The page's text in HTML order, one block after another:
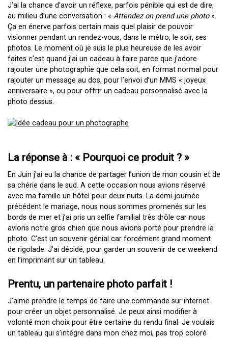
J’ai la chance d’avoir un réflexe, parfois pénible qui est de dire,
au milieu d’une conversation : « Attendez on prend une photo».
Ça en énerve parfois certain mais quel plaisir de pouvoir
visionner pendant un rendez-vous, dans le métro, le soir, ses
photos. Le moment où je suis le plus heureuse de les avoir
faites c’est quand j’ai un cadeau à faire parce que j’adore
rajouter une photographie que cela soit, en format normal pour
rajouter un message au dos, pour l’envoi d’un MMS « joyeux
anniversaire », ou pour offrir un cadeau personnalisé avec la
photo dessus.
La réponse à : « Pourquoi ce produit ? »
En Juin j’ai eu la chance de partager l’union de mon cousin et de
sa chérie dans le sud. A cette occasion nous avions réservé
avec ma famille un hôtel pour deux nuits. La demi-journée
précédent le mariage, nous nous sommes promenés sur les
bords de mer et j’ai pris un selfie familial très drôle car nous
avions notre gros chien que nous avions porté pour prendre la
photo. C’est un souvenir génial car forcément grand moment
de rigolade. J’ai décidé, pour garder un souvenir de ce weekend
en l’imprimant sur un tableau.
Prentu, un partenaire photo parfait !
J’aime prendre le temps de faire une commande sur internet
pour créer un objet personnalisé. Je peux ainsi modifier à
volonté mon choix pour être certaine du rendu final. Je voulais
un tableau qui s’intègre dans mon chez moi, pas trop coloré